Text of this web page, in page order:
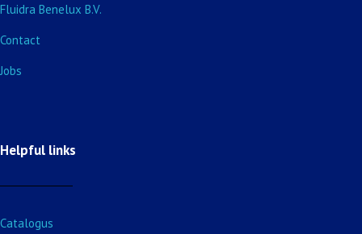
Fluidra Benelux B.V.
Contact
Jobs
Helpful links
Catalogus